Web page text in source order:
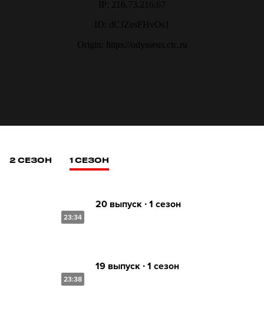
2 СЕЗОН 1 СЕЗОН
23:34
20 выпуск ∙ 1 сезон
23:38
19 выпуск ∙ 1 сезон